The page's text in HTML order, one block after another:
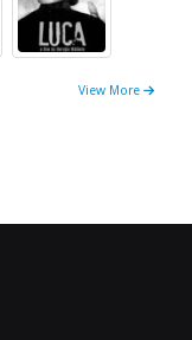
View More